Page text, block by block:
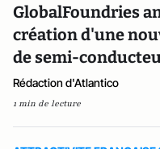
GlobalFoundries
création d'une
de semi-
Rédaction d'Atlantico
1 min de lecture